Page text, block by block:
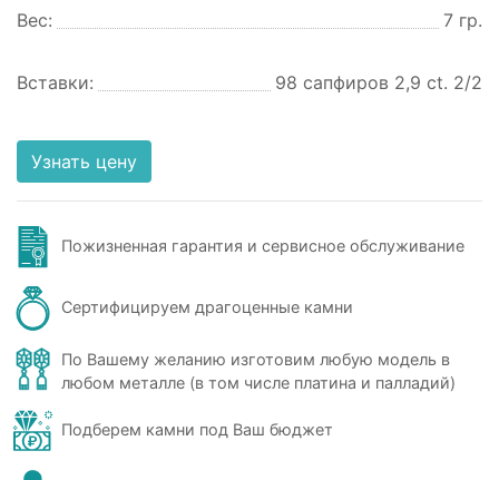
Вес: 7 гр.
Вставки: 98 сапфиров 2,9 ct. 2/2
Узнать цену
Пожизненная гарантия и сервисное обслуживание
Сертифицируем драгоценные камни
По Вашему желанию изготовим любую модель в
любом металле (в том числе платина и палладий)
Подберем камни под Ваш бюджет